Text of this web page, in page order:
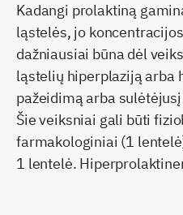
Kadangi prolaktiną
ląstelės, jo
dažniausiai būna dėl
ląstelių hiperplaziją arba
pažeidimą arba
Šie veiksniai gali būti
farmakologiniai (1
1 lentelė.